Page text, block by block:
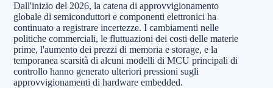
Dall'inizio del 2026, la catena di approvvigionamento
globale di semiconduttori e componenti elettronici ha
continuato a registrare incertezze. I cambiamenti nelle
politiche commerciali, le fluttuazioni dei costi delle materie
prime, l'aumento dei prezzi di memoria e storage, e la
temporanea scarsità di alcuni modelli di MCU principali di
controllo hanno generato ulteriori pressioni sugli
approvvigionamenti di hardware embedded.